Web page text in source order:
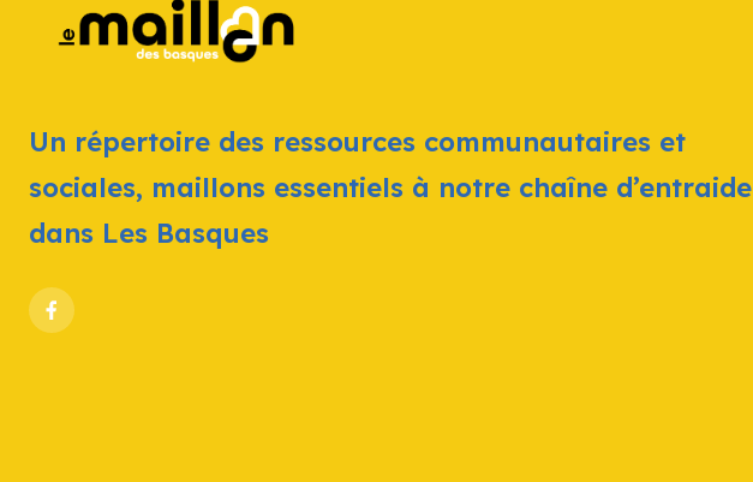
Un répertoire des ressources communautaires et
sociales, maillons essentiels à notre chaîne d’entraide
dans Les Basques